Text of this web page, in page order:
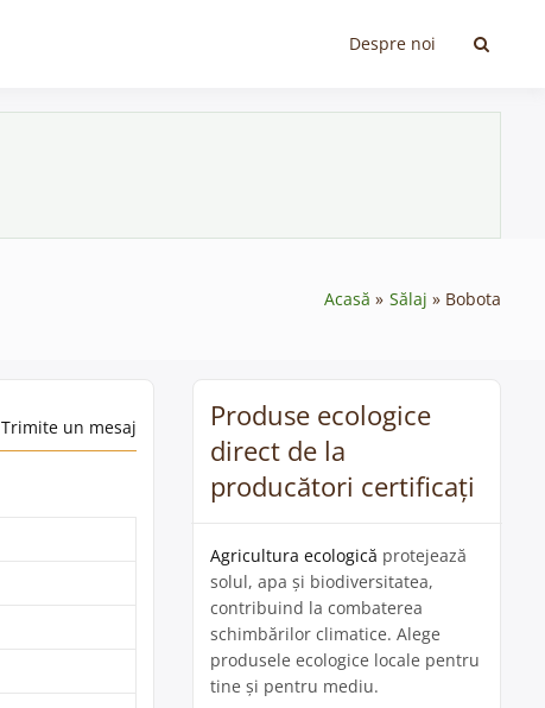
Despre noi
Acasă Sălaj Bobota
Trimite un mesaj
Produse ecologice
direct de la
producători certificați
Agricultura ecologică protejează
solul, apa și biodiversitatea,
contribuind la combaterea
schimbărilor climatice. Alege
produsele ecologice locale pentru
tine și pentru mediu.